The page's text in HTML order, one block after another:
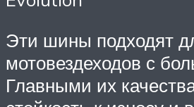
Эти шины подходят
мотовездеходов с
Главными их